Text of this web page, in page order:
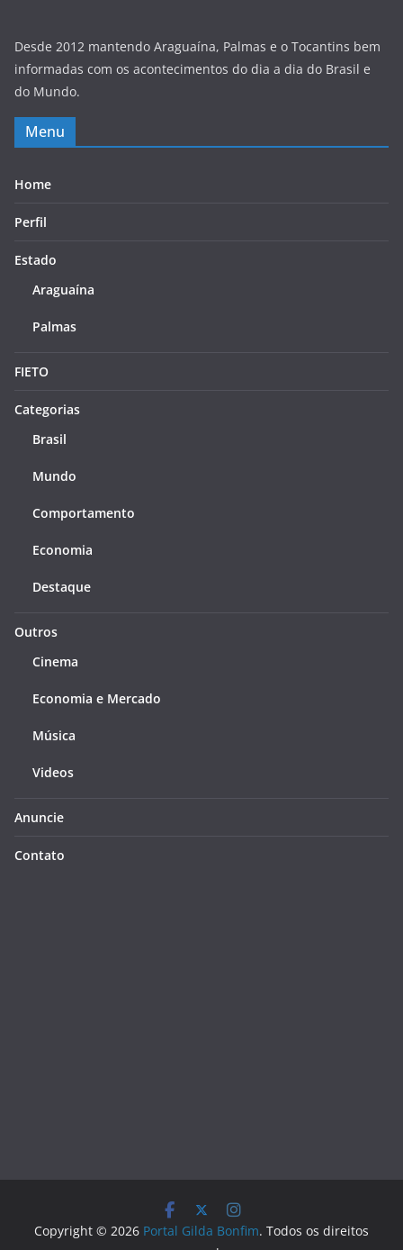
Desde 2012 mantendo Araguaína, Palmas e o Tocantins bem
informadas com os acontecimentos do dia a dia do Brasil e
do Mundo.
Menu
Home
Perfil
Estado
Araguaína
Palmas
FIETO
Categorias
Brasil
Mundo
Comportamento
Economia
Destaque
Outros
Cinema
Economia e Mercado
Música
Videos
Anuncie
Contato
Copyright © 2026 Portal Gilda Bonfim. Todos os direitos